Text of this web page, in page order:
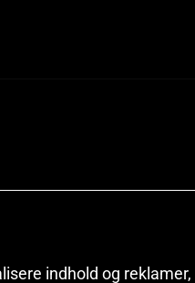
indhold og reklamer,